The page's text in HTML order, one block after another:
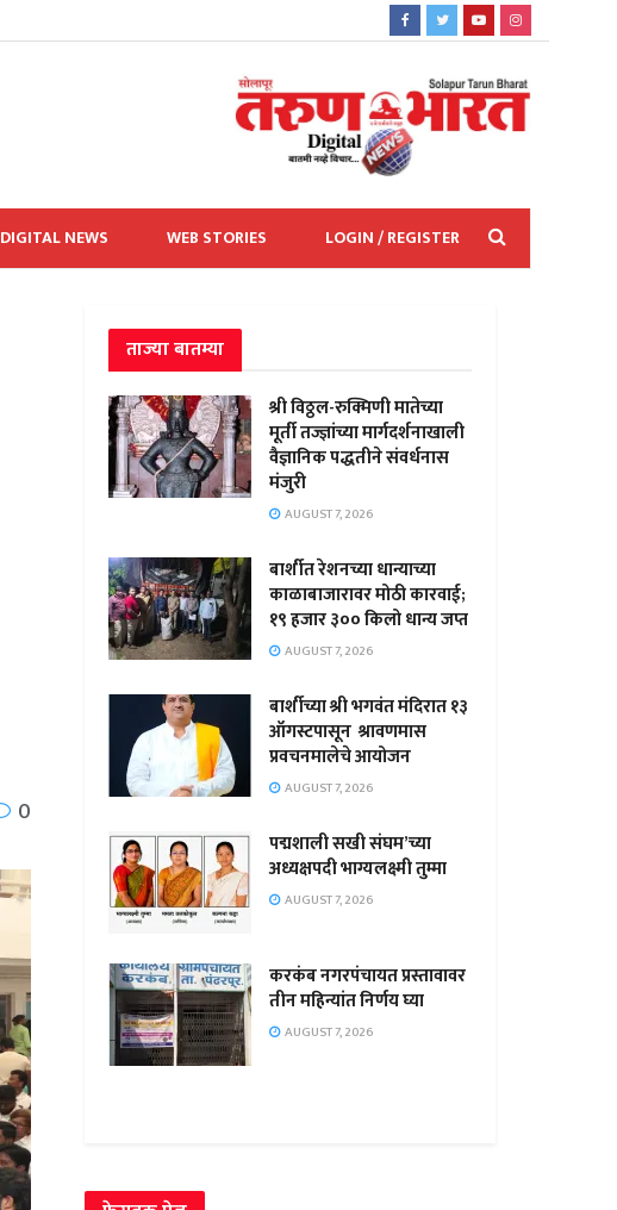
DIGITAL NEWS WEB STORIES LOGIN / REGISTER
0
ताज्या बातम्या
श्री विठ्ठल-रुक्मिणी मातेच्या
मूर्ती तज्ज्ञांच्या मार्गदर्शनाखाली
वैज्ञानिक पद्धतीने संवर्धनास
मंजुरी
AUGUST 7, 2026
बार्शीत रेशनच्या धान्याच्या
काळाबाजारावर मोठी कारवाई;
१९ हजार ३०० किलो धान्य जप्त
AUGUST 7, 2026
बार्शीच्या श्री भगवंत मंदिरात १३
ऑगस्टपासून श्रावणमास
प्रवचनमालेचे आयोजन
AUGUST 7, 2026
पद्मशाली सखी संघम’च्या
अध्यक्षपदी भाग्यलक्ष्मी तुम्मा
AUGUST 7, 2026
करकंब नगरपंचायत प्रस्तावावर
तीन महिन्यांत निर्णय घ्या
AUGUST 7, 2026